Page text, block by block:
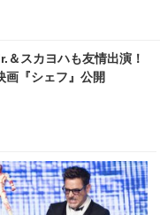
＆スカヨハも友情出演！
画『シェフ』公開